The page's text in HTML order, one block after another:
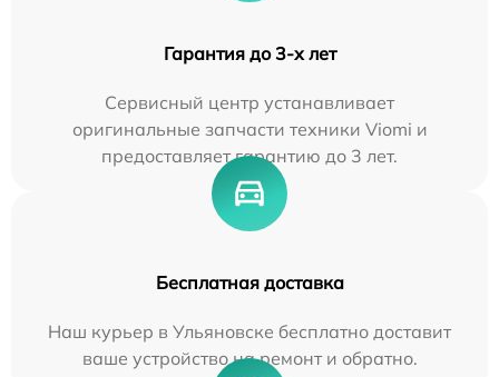
Гарантия до 3-х лет
Сервисный центр устанавливает
оригинальные запчасти техники Viomi и
предоставляет гарантию до 3 лет.
Бесплатная доставка
Наш курьер в Ульяновске бесплатно доставит
ваше устройство на ремонт и обратно.